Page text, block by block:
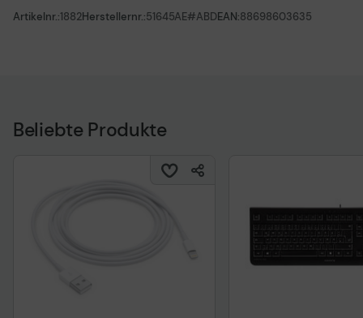
Artikelnr.:1882Herstellernr.:51645AE#ABDEAN:88698603635
Beliebte Produkte